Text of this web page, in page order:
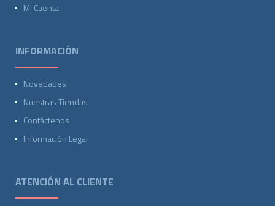
Mi Cuenta
INFORMACIÓN
Novedades
Nuestras Tiendas
Contáctenos
Información Legal
ATENCIÓN AL CLIENTE